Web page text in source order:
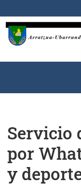
Servicio
por
y